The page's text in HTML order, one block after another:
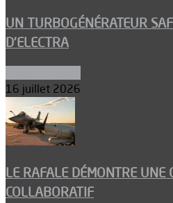
UN TURBOGÉNÉRATEUR
D’ELECTRA
16 juillet 2026
LE RAFALE DÉMONTRE UNE
COLLABORATIF